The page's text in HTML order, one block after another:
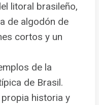
litoral brasileño,
de algodón de
cortos y un
de la
de Brasil.
historia y